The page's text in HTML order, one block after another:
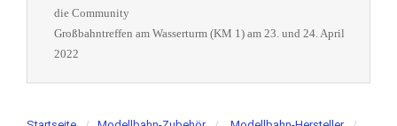
die Community
Großbahntreffen am Wasserturm (KM 1) am 23. und 24. April
2022